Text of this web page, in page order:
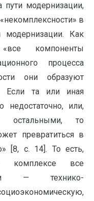
пути модернизации,
в
модернизации. Как
компоненты
процесса
они образуют
Если та или иная
недостаточно, или,
остальными, то
превратиться в
[8, с. 14]. То есть,
комплексе все
— технико-